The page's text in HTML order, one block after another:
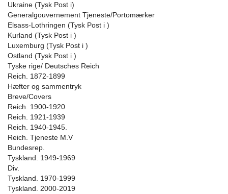
Ukraine (Tysk Post i)
Generalgouvernement Tjeneste/Portomærker
Elsass-Lothringen (Tysk Post i )
Kurland (Tysk Post i )
Luxemburg (Tysk Post i )
Ostland (Tysk Post i )
Tyske rige/ Deutsches Reich
Reich. 1872-1899
Hæfter og sammentryk
Breve/Covers
Reich. 1900-1920
Reich. 1921-1939
Reich. 1940-1945.
Reich. Tjeneste M.V
Bundesrep.
Tyskland. 1949-1969
Div.
Tyskland. 1970-1999
Tyskland. 2000-2019